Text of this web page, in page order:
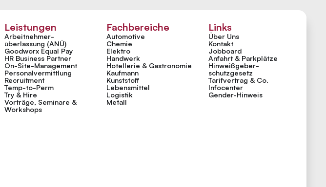
Leistungen
Arbeitnehmer­
überlassung (ANÜ)
Goodworx Equal Pay
HR Business Partner
On-Site-Management
Personal­vermittlung
Recruitment
Temp-to-Perm
Try & Hire
Vorträge, Seminare &
Workshops
Fachbereiche
Automotive
Chemie
Elektro
Handwerk
Hotellerie & Gastronomie
Kaufmann
Kunststoff
Lebensmittel
Logistik
Metall
Links
Über Uns
Kontakt
Jobboard
Anfahrt & Parkplätze
Hinweiß­geber­
schutzgesetz
Tarifvertrag & Co.
Infocenter
Gender-Hinweis